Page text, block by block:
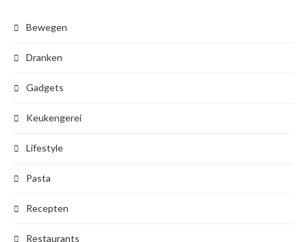
Bewegen
Dranken
Gadgets
Keukengerei
Lifestyle
Pasta
Recepten
Restaurants